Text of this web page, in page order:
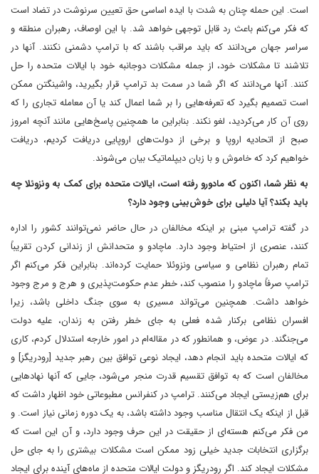
است. این حمله چنان به شدت با ایده اساسی حق تعیین سرنوشت در تضاد است
که فکر می‌کنم باعث رد قابل توجهی خواهد شد. با این اوصاف، رهبران منطقه و
سراسر جهان می‌دانند که باید مراقب باشند که با ترامپ دشمنی نکنند. آنها در
تلاشند تا مشکلات خود، از جمله مشکلات دوجانبه خود با ایالات متحده را حل
کنند. آنها می‌دانند که اگر شما در سمت بد ترامپ قرار بگیرید، واشینگتن ممکن
است تصمیم بگیرد که تعرفه‌هایی را بر شما اعمال کند یا آن معامله تجاری را که
روی آن کار می‌کردید، لغو نکند. بنابراین ما همچنین پاسخ‌هایی مانند آنچه امروز
صبح از اتحادیه اروپا و برخی از دولت‌های اروپایی دریافت کردیم، دریافت
خواهیم کرد که خاموش و با زبان دیپلماتیک بیان می‌شوند.
به نظر شما، اکنون که مادورو رفته است، ایالات متحده برای کمک به ونزوئلا چه
باید بکند؟ آیا دلیلی برای خوش‌بینی وجود دارد؟
در گفته ترامپ مبنی بر اینکه مخالفان در حال حاضر نمی‌توانند کشور را اداره
کنند، عنصری از احتیاط وجود دارد. ماچادو و متحدانش از زندانی کردن تقریباً
تمام رهبران نظامی و سیاسی ونزوئلا حمایت کرده‌اند. بنابراین فکر می‌کنم اگر
ترامپ صرفاً ماچادو را منصوب کند، خطر عدم حکومت‌پذیری و هرج و مرج وجود
خواهد داشت. همچنین می‌تواند مسیری به سوی جنگ داخلی باشد، زیرا
افسران نظامی برکنار شده فعلی به جای خطر رفتن به زندان، علیه دولت
می‌جنگند. در عوض، و همانطور که در مقاله‌ام در امور خارجه استدلال کردم، کاری
که ایالات متحده باید انجام دهد، ایجاد نوعی توافق بین رهبر جدید [رودریگز] و
مخالفان است که به توافق تقسیم قدرت منجر می‌شود، جایی که آنها نهادهایی
برای هم‌زیستی ایجاد می‌کنند. ترامپ در کنفرانس مطبوعاتی خود اظهار داشت که
قبل از اینکه یک انتقال مناسب وجود داشته باشد، به یک دوره زمانی نیاز است. و
من فکر می‌کنم هسته‌ای از حقیقت در این حرف وجود دارد، و آن این است که
برگزاری انتخابات جدید خیلی زود ممکن است مشکلات بیشتری را به جای حل
مشکلات ایجاد کند. اگر رودریگز و دولت ایالات متحده از ماه‌های آینده برای ایجاد